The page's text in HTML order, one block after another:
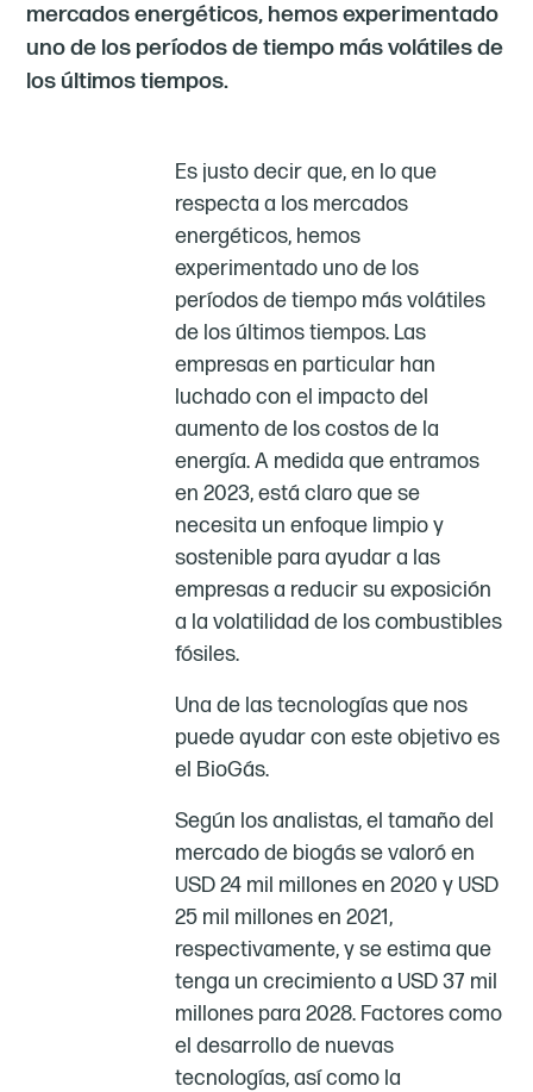
mercados energéticos, hemos experimentado
uno de los períodos de tiempo más volátiles de
los últimos tiempos.
Es justo decir que, en lo que
respecta a los mercados
energéticos, hemos
experimentado uno de los
períodos de tiempo más volátiles
de los últimos tiempos. Las
empresas en particular han
luchado con el impacto del
aumento de los costos de la
energía. A medida que entramos
en 2023, está claro que se
necesita un enfoque limpio y
sostenible para ayudar a las
empresas a reducir su exposición
a la volatilidad de los combustibles
fósiles.
Una de las tecnologías que nos
puede ayudar con este objetivo es
el BioGás.
Según los analistas, el tamaño del
mercado de biogás se valoró en
USD 24 mil millones en 2020 y USD
25 mil millones en 2021,
respectivamente, y se estima que
tenga un crecimiento a USD 37 mil
millones para 2028. Factores como
el desarrollo de nuevas
tecnologías, así como la